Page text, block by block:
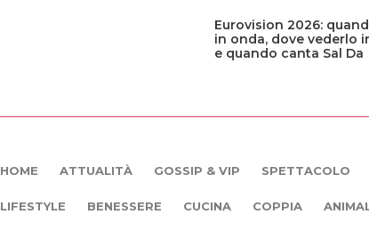
Eurovision 2026:
in onda, dove vederlo
e quando canta Sal Da
HOME ATTUALITÀ GOSSIP & VIP SPETTACOLO
LIFESTYLE BENESSERE CUCINA COPPIA